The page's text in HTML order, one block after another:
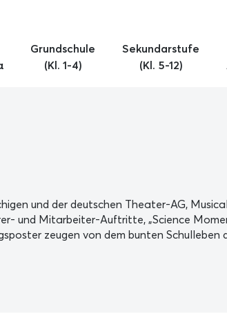
Grundschule
(Kl. 1-4)
Sekundarstufe
(Kl. 5-12)
und der deutschen Theater-AG,
und Mitarbeiter-Auftritte, „Science
zeugen von dem bunten Schulleben